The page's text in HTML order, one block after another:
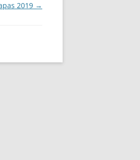
2019 →